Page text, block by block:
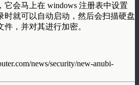
它会马上在 windows 注册表中设置
时就可以自动启动，然后会扫描硬盘
，并对其进行加密。
news/security/new-anubi-